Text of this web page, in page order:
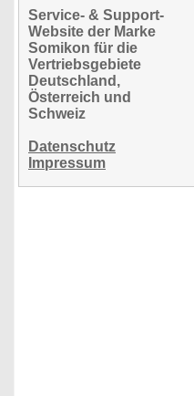
Service- & Support-
Website der Marke
Somikon für die
Vertriebsgebiete
Deutschland,
Österreich und
Schweiz
Datenschutz
Impressum